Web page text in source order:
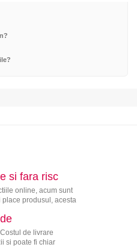
si fara risc
online, acum sunt
place produsul, acesta
de livrare
si poate fi chiar